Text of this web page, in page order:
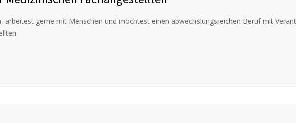
arbeitest gerne mit Menschen und möchtest einen abwechslungsreichen Beruf mit